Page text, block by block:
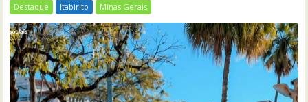
Destaque Itabirito Minas Gerais